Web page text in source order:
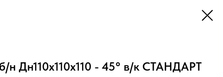
н Дн110х110х110 - 45° в/к СТАНДАРТ